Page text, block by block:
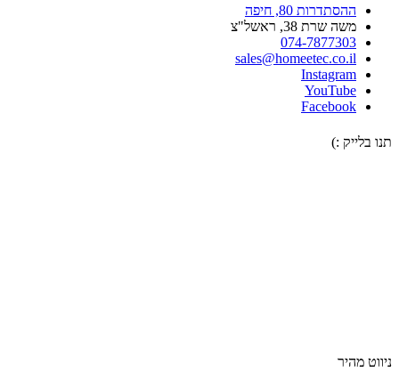
ההסתדרות 80, חיפה
משה שרת 38, ראשל"צ
074-7877303
sales@homeetec.co.il
Instagram
YouTube
Facebook
תנו בלייק :)
ניווט מהיר